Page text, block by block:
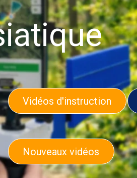
Vidéos d'instruction
Nouveaux vidéos